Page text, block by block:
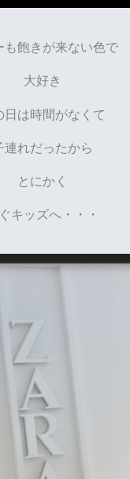
も飽きが来ない色で
大好き
日は時間がなくて
連れだったから
とにかく
キッズへ・・・